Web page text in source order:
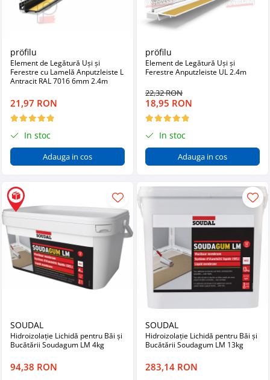
pröfilu
Element de Legătură Uși și
Ferestre cu Lamelă Anputzleiste L
Antracit RAL 7016 6mm 2.4m
21,97 RON
In stoc
Adauga in cos
pröfilu
Element de Legătură Uși și
Ferestre Anputzleiste UL 2.4m
22,32 RON
18,95 RON
In stoc
Adauga in cos
SOUDAL
Hidroizolație Lichidă pentru Băi și
Bucătării Soudagum LM 4kg
94,38 RON
SOUDAL
Hidroizolație Lichidă pentru Băi și
Bucătării Soudagum LM 13kg
283,14 RON